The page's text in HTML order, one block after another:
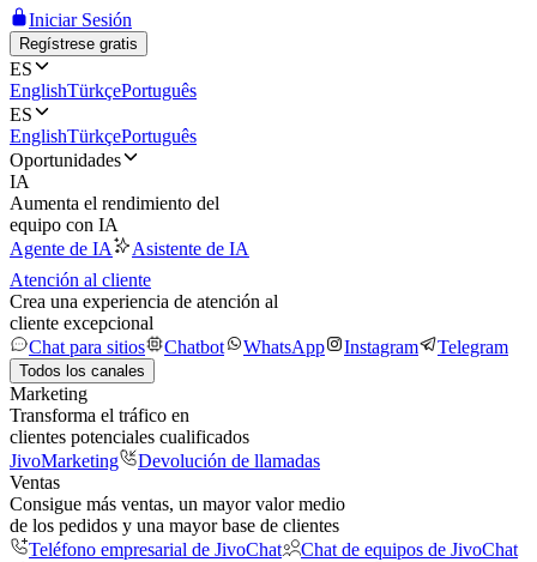
Iniciar Sesión
Regístrese gratis
ES
EnglishTürkçePortuguês
ES
EnglishTürkçePortuguês
Oportunidades
IA
Aumenta el rendimiento del
equipo con IA
Agente de IA
Asistente de IA
Atención al cliente
Crea una experiencia de atención al
cliente excepcional
Chat para sitios
Chatbot WhatsApp Instagram Telegram
Todos los canales
Marketing
Transforma el tráfico en
clientes potenciales cualificados
JivoMarketing
Devolución de llamadas
Ventas
Consigue más ventas, un mayor valor medio
de los pedidos y una mayor base de clientes
Teléfono empresarial de JivoChat
Chat de equipos de JivoChat